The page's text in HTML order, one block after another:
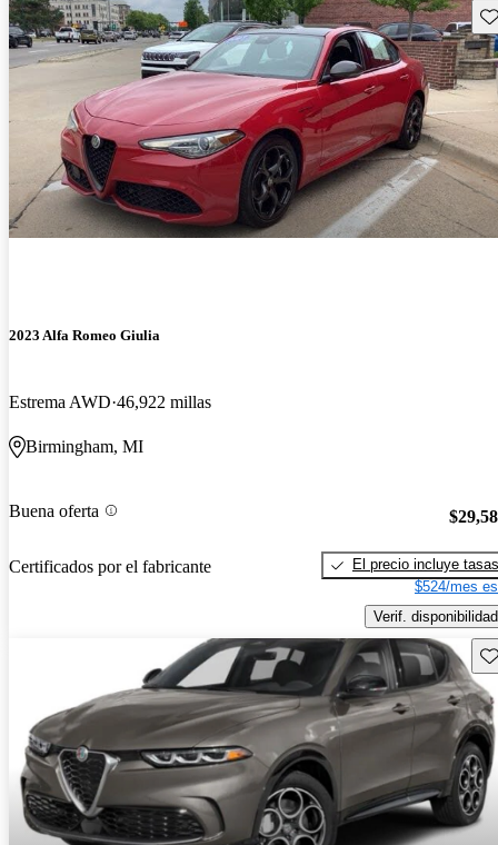
2023 Alfa Romeo Giulia
Estrema AWD 46,922 millas
Birmingham, MI
Buena oferta
Certificados por el fabricante
El precio incluye tasas
$524/mes
Verif. disponibilidad